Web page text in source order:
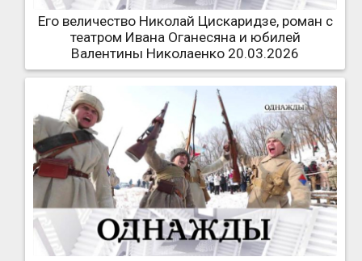
Его величество Николай Цискаридзе, роман с
театром Ивана Оганесяна и юбилей
Валентины Николаенко 20.03.2026